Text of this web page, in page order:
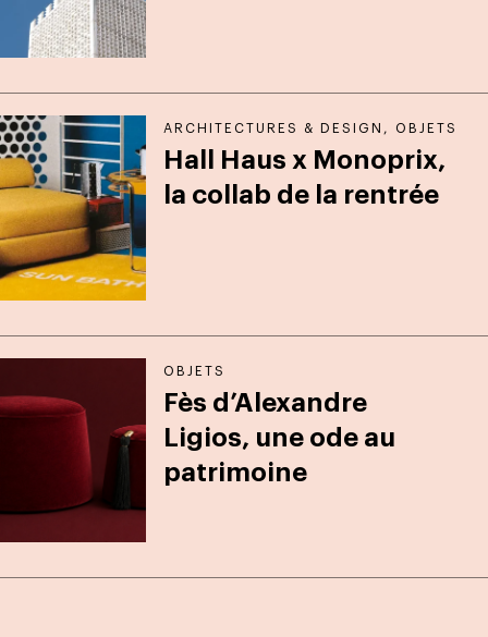
ARCHITECTURES & DESIGN ,OBJETS
Hall Haus x Monoprix,
la collab de la rentrée
OBJETS
Fès d’Alexandre
Ligios, une ode au
patrimoine